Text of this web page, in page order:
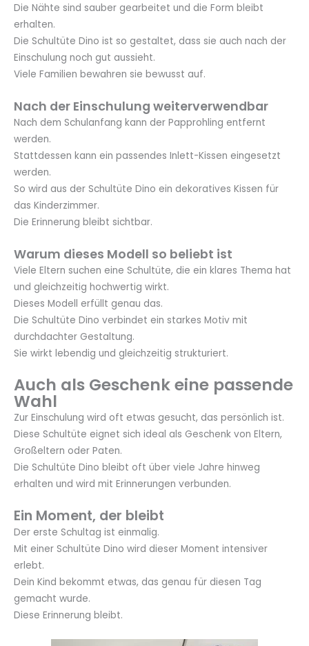
Die Nähte sind sauber gearbeitet und die Form bleibt
erhalten.
Die Schultüte Dino ist so gestaltet, dass sie auch nach der
Einschulung noch gut aussieht.
Viele Familien bewahren sie bewusst auf.
Nach der Einschulung weiterverwendbar
Nach dem Schulanfang kann der Papprohling entfernt
werden.
Stattdessen kann ein passendes Inlett-Kissen eingesetzt
werden.
So wird aus der Schultüte Dino ein dekoratives Kissen für
das Kinderzimmer.
Die Erinnerung bleibt sichtbar.
Warum dieses Modell so beliebt ist
Viele Eltern suchen eine Schultüte, die ein klares Thema hat
und gleichzeitig hochwertig wirkt.
Dieses Modell erfüllt genau das.
Die Schultüte Dino verbindet ein starkes Motiv mit
durchdachter Gestaltung.
Sie wirkt lebendig und gleichzeitig strukturiert.
Auch als Geschenk eine passende
Wahl
Zur Einschulung wird oft etwas gesucht, das persönlich ist.
Diese Schultüte eignet sich ideal als Geschenk von Eltern,
Großeltern oder Paten.
Die Schultüte Dino bleibt oft über viele Jahre hinweg
erhalten und wird mit Erinnerungen verbunden.
Ein Moment, der bleibt
Der erste Schultag ist einmalig.
Mit einer Schultüte Dino wird dieser Moment intensiver
erlebt.
Dein Kind bekommt etwas, das genau für diesen Tag
gemacht wurde.
Diese Erinnerung bleibt.